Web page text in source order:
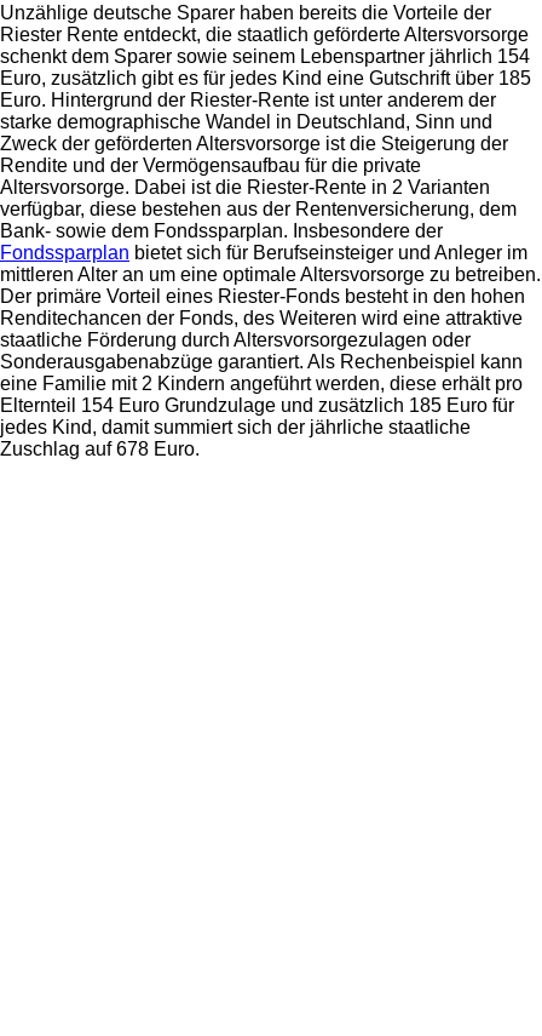
Unzählige deutsche Sparer haben bereits die Vorteile der
Riester Rente entdeckt, die staatlich geförderte Altersvorsorge
schenkt dem Sparer sowie seinem Lebenspartner jährlich 154
Euro, zusätzlich gibt es für jedes Kind eine Gutschrift über 185
Euro. Hintergrund der Riester-Rente ist unter anderem der
starke demographische Wandel in Deutschland, Sinn und
Zweck der geförderten Altersvorsorge ist die Steigerung der
Rendite und der Vermögensaufbau für die private
Altersvorsorge. Dabei ist die Riester-Rente in 2 Varianten
verfügbar, diese bestehen aus der Rentenversicherung, dem
Bank- sowie dem Fondssparplan. Insbesondere der
Fondssparplan bietet sich für Berufseinsteiger und Anleger im
mittleren Alter an um eine optimale Altersvorsorge zu betreiben.
Der primäre Vorteil eines Riester-Fonds besteht in den hohen
Renditechancen der Fonds, des Weiteren wird eine attraktive
staatliche Förderung durch Altersvorsorgezulagen oder
Sonderausgabenabzüge garantiert. Als Rechenbeispiel kann
eine Familie mit 2 Kindern angeführt werden, diese erhält pro
Elternteil 154 Euro Grundzulage und zusätzlich 185 Euro für
jedes Kind, damit summiert sich der jährliche staatliche
Zuschlag auf 678 Euro.